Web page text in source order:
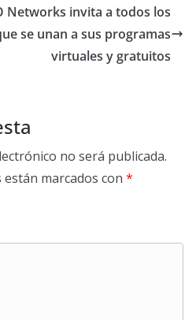
Networks invita a todos los
se unan a sus programas
virtuales y gratuitos
no será publicada.
marcados con *